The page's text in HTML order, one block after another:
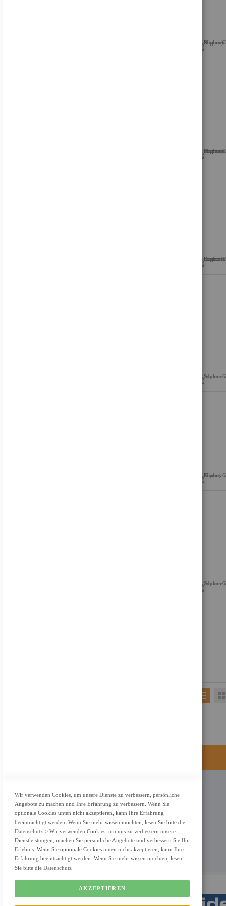
KONTAKT
Adresse: Zimbelstrasse 26/13127 Berlin
Berlin, Deutschland
Email: info@f-m-shop.de
Wir verwenden Cookies, um unsere Dienste zu verbessern, persönliche
Angebote zu machen und Ihre Erfahrung zu verbessern. Wenn Sie
optionale Cookies unten nicht akzeptieren, kann Ihre Erfahrung
beeinträchtigt werden. Wenn Sie mehr wissen möchten, lesen Sie bitte die
Datenschutz-> Wir verwenden Cookies, um uns zu verbessern unsere
Dienstleistungen, machen Sie persönliche Angebote und verbessern Sie Ihr
Erlebnis. Wenn Sie optionale Cookies unten nicht akzeptieren, kann Ihre
Erfahrung beeinträchtigt werden. Wenn Sie mehr wissen möchten, lesen
Sie bitte die Datenschutz
AKZEPTIEREN